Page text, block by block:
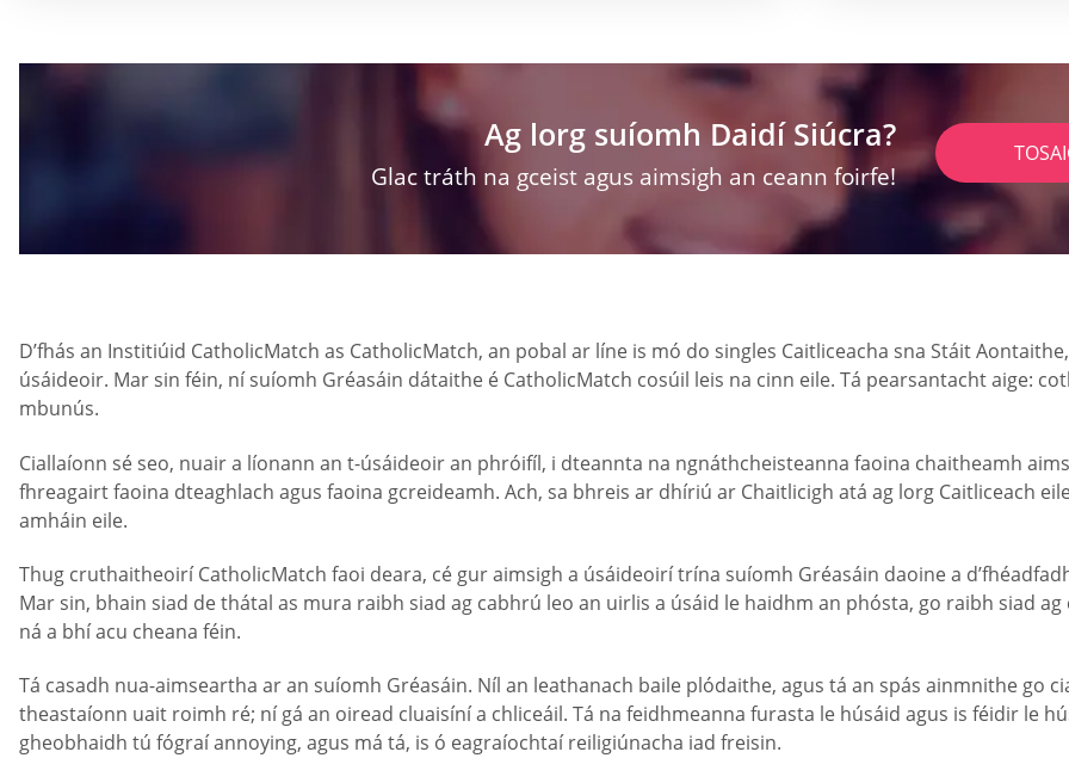
Ag lorg suíomh Daidí Siúcra?
Glac tráth na gceist agus aimsigh an ceann foirfe!
D’fhás an Institiúid CatholicMatch as CatholicMatch, an pobal ar líne is mó do singles Caitliceacha sna Stáit
úsáideoir. Mar sin féin, ní suíomh Gréasáin dátaithe é CatholicMatch cosúil leis na cinn eile. Tá pearsantacht aige:
mbunús.
Ciallaíonn sé seo, nuair a líonann an t-úsáideoir an phróifíl, i dteannta na ngnáthcheisteanna faoina chaitheamh
fhreagairt faoina dteaghlach agus faoina gcreideamh. Ach, sa bhreis ar dhíriú ar Chaitlicigh atá ag lorg Caitliceach
amháin eile.
Thug cruthaitheoirí CatholicMatch faoi deara, cé gur aimsigh a úsáideoirí trína suíomh Gréasáin daoine a
Mar sin, bhain siad de thátal as mura raibh siad ag cabhrú leo an uirlis a úsáid le haidhm an phósta, go raibh siad
ná a bhí acu cheana féin.
Tá casadh nua-aimseartha ar an suíomh Gréasáin. Níl an leathanach baile plódaithe, agus tá an spás ainmnithe go
theastaíonn uait roimh ré; ní gá an oiread cluaisíní a chliceáil. Tá na feidhmeanna furasta le húsáid agus is féidir le
gheobhaidh tú fógraí annoying, agus má tá, is ó eagraíochtaí reiligiúnacha iad freisin.